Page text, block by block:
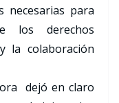
necesarias para
los derechos
la colaboración
dejó en claro